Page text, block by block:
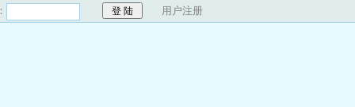
用户注册